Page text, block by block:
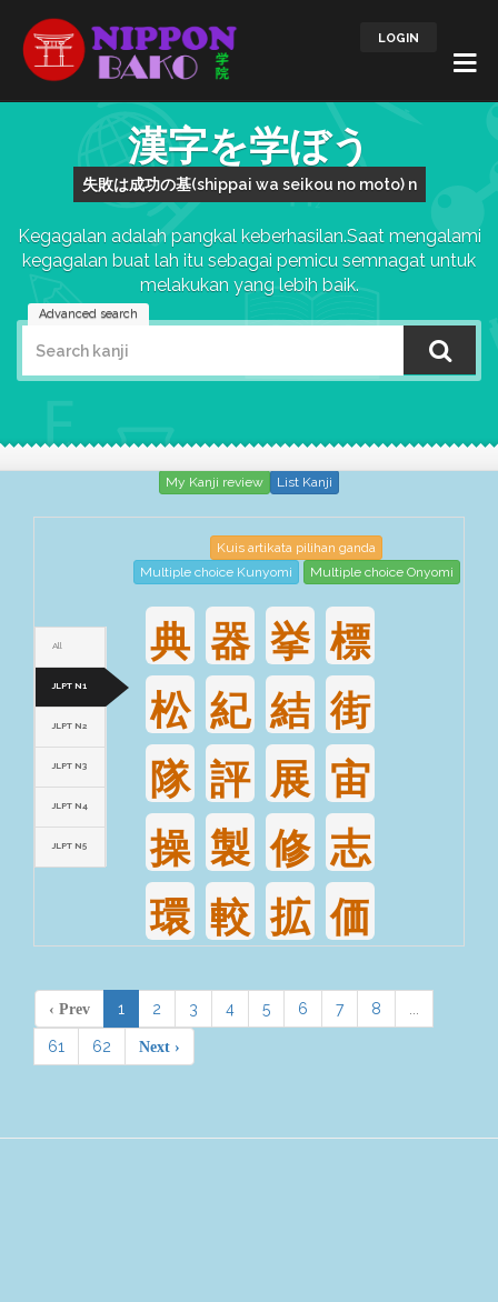
LOGIN
漢字を学ぼう
失敗は成功の基(shippai wa seikou no moto) n
Kegagalan adalah pangkal keberhasilan.Saat mengalami
kegagalan buat lah itu sebagai pemicu semnagat untuk
melakukan yang lebih baik.
Advanced search
My Kanji review List Kanji
All
JLPT N1
JLPT N2
JLPT N3
JLPT N4
JLPT N5
Kuis artikata pilihan ganda
Multiple choice Kunyomi
Multiple choice Onyomi
典 器 挙 標
松 紀 結 街
隊 評 展 宙
操 製 修 志
環 較 拡 価
‹ Prev 1 2 3 4 5 6 7 8 ...
61 62 Next ›